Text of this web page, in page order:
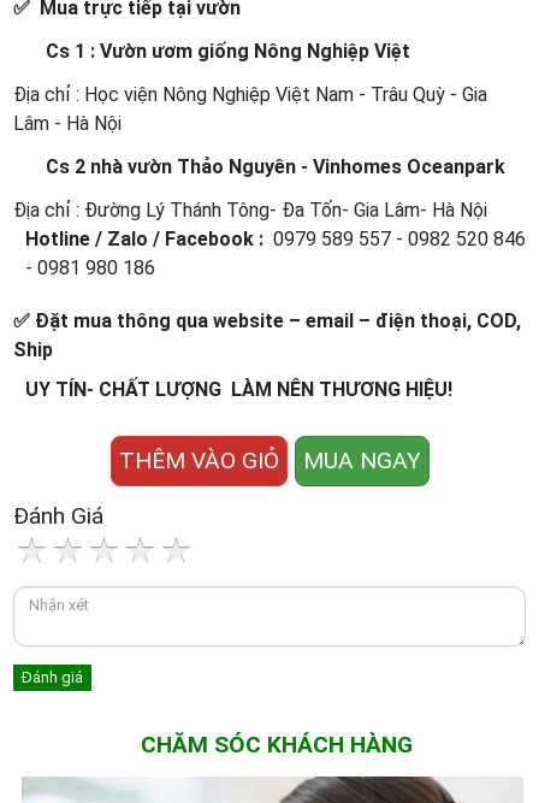
✅ Mua trực tiếp tại vườn
Cs 1 : Vườn ươm giống Nông Nghiệp Việt
Địa chỉ : Học viện Nông Nghiệp Việt Nam - Trâu Quỳ - Gia
Lâm - Hà Nội
Cs 2 nhà vườn Thảo Nguyên - Vinhomes Oceanpark
Địa chỉ : Đường Lý Thánh Tông- Đa Tốn- Gia Lâm- Hà Nội
Hotline / Zalo / Facebook : 0979 589 557 - 0982 520 846
- 0981 980 186
✅ Đặt mua thông qua website – email – điện thoại, COD,
Ship
UY TÍN- CHẤT LƯỢNG LÀM NÊN THƯƠNG HIỆU!
THÊM VÀO GIỎ
MUA NGAY
Đánh Giá
CHĂM SÓC KHÁCH HÀNG